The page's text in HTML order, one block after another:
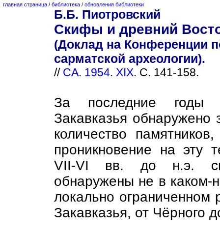
главная страница / библиотека / обновления библиотеки
Б.Б. Пиотровский
Скифы и древний
(Доклад на Конференции
сарматской археологии).
// СА. 1954. XIX. С. 141-158.
За последние годы
Закавказья обнаружено
количество
проникновение на эту
VII-VI вв. до н.э.
обнаружены не в каком-
локально ограниченном
Закавказья, от Чёрного